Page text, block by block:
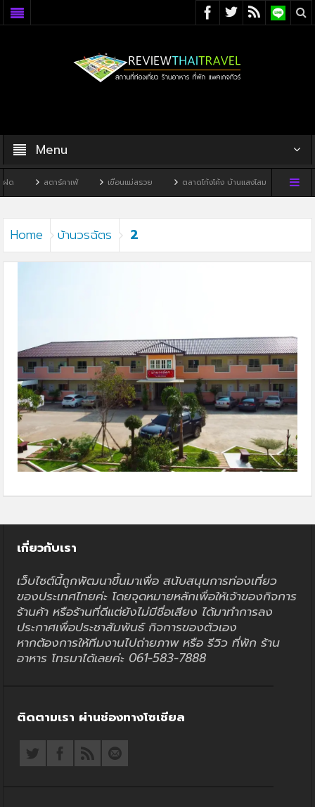
Menu
สตาร์คาเฟ่ เขื่อนแม่สรวย ตลาดโก้งโค้ง บ้านแสงโสม ทิวผาค
Home บ้านวรฉัตร 2
เกี่ยวกับเรา
เว็บไซต์นี้ถูกพัฒนาขึ้นมาเพื่อ สนับสนุนการท่องเที่ยว
ของประเทศไทยค่ะ โดยจุดหมายหลักเพื่อให้เจ้าของกิจการ
ร้านค้า หรือร้านที่ดีแต่ยังไม่มีชื่อเสียง ได้มาทำการลง
ประกาศเพื่อประชาสัมพันธ์ กิจการของตัวเอง
หากต้องการให้ทีมงานไปถ่ายภาพ หรือ รีวิว ที่พัก ร้าน
อาหาร โทรมาได้เลยค่ะ 061-583-7888
ติดตามเรา ผ่านช่องทางโซเชียล